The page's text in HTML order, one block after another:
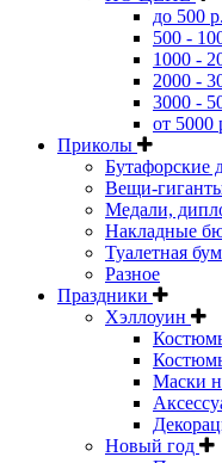
до 500 р.
500 -
1000 -
2000 -
3000 -
от 5000
Приколы
Бутафорские
Вещи-
Медали,
Накладные
Туалетная
Разное
Праздники
Хэллоуин
Маски
Новый год